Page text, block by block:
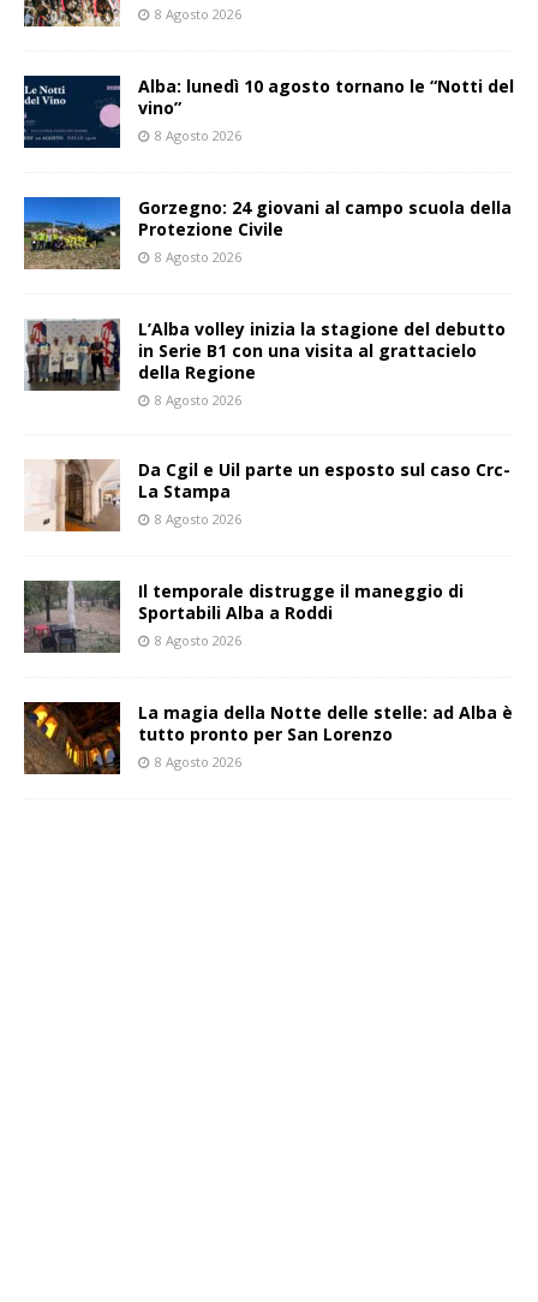
8 Agosto 2026
Alba: lunedì 10 agosto tornano le “Notti del
vino”
8 Agosto 2026
Gorzegno: 24 giovani al campo scuola della
Protezione Civile
8 Agosto 2026
L’Alba volley inizia la stagione del debutto
in Serie B1 con una visita al grattacielo
della Regione
8 Agosto 2026
Da Cgil e Uil parte un esposto sul caso Crc-
La Stampa
8 Agosto 2026
Il temporale distrugge il maneggio di
Sportabili Alba a Roddi
8 Agosto 2026
La magia della Notte delle stelle: ad Alba è
tutto pronto per San Lorenzo
8 Agosto 2026